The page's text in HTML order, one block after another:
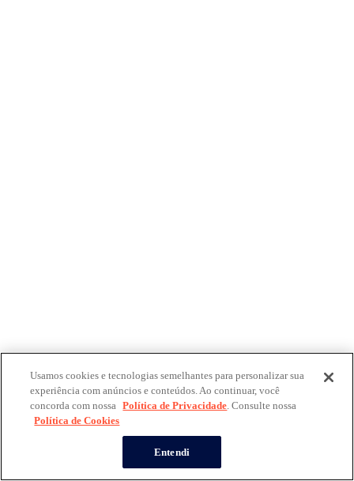
Usamos cookies e tecnologias semelhantes para personalizar sua
experiência com anúncios e conteúdos. Ao continuar, você
concorda com nossa Política de Privacidade. Consulte nossa
Política de Cookies
Entendi